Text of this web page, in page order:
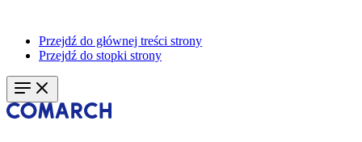
Przejdź do głównej treści strony
Przejdź do stopki strony